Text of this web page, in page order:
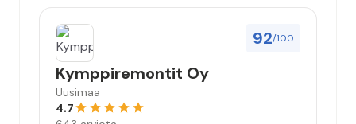
92/100
Kymppiremontit Oy
Uusimaa
4.7